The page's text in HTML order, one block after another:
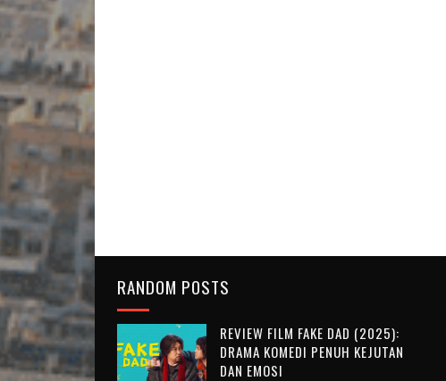
RANDOM POSTS
REVIEW FILM FAKE DAD (2025):
DRAMA KOMEDI PENUH KEJUTAN
DAN EMOSI